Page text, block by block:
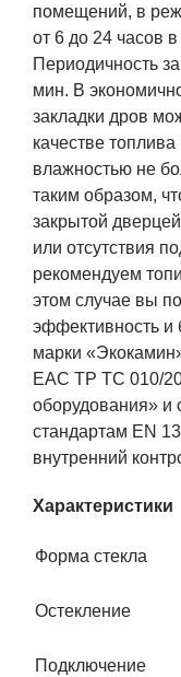
помещений, в
от 6 до 24 часов
Периодичность
мин. В
закладки дров
качестве
влажностью не
таким образом,
закрытой
или отсутствия
рекомендуем
этом случае вы
эффективность и
марки
ЕАС ТР ТС 010/
оборудования» и
стандартам EN
внутренний
Характеристики
Форма стекла
Остекление
Подключение